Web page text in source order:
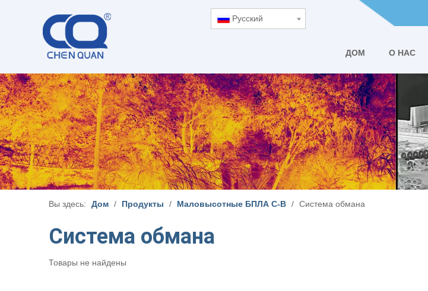
Pусский
ДОМ О НАС
Вы здесь: Дом / Продукты / Маловысотные БПЛА C-B / Система обмана
Система обмана
Товары не найдены